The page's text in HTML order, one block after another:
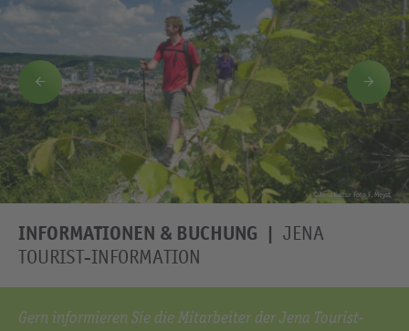
©JenaKultur Foto F. Meyst
Wandern auf der SaaleHorizontale_JenaKultur, F. Meyst
©JenaKultur Foto F. Meyst
©JenaKultur Foto F. Meyst
©Stadt Jena Foto J. Hauspurg
©JenaKultur Foto C. Häcker
©JenaKultur Foto C. Häcker
INFORMATIONEN & BUCHUNG
JENA
TOURIST-INFORMATION
Gern informieren Sie die Mitarbeiter der Jena Tourist-